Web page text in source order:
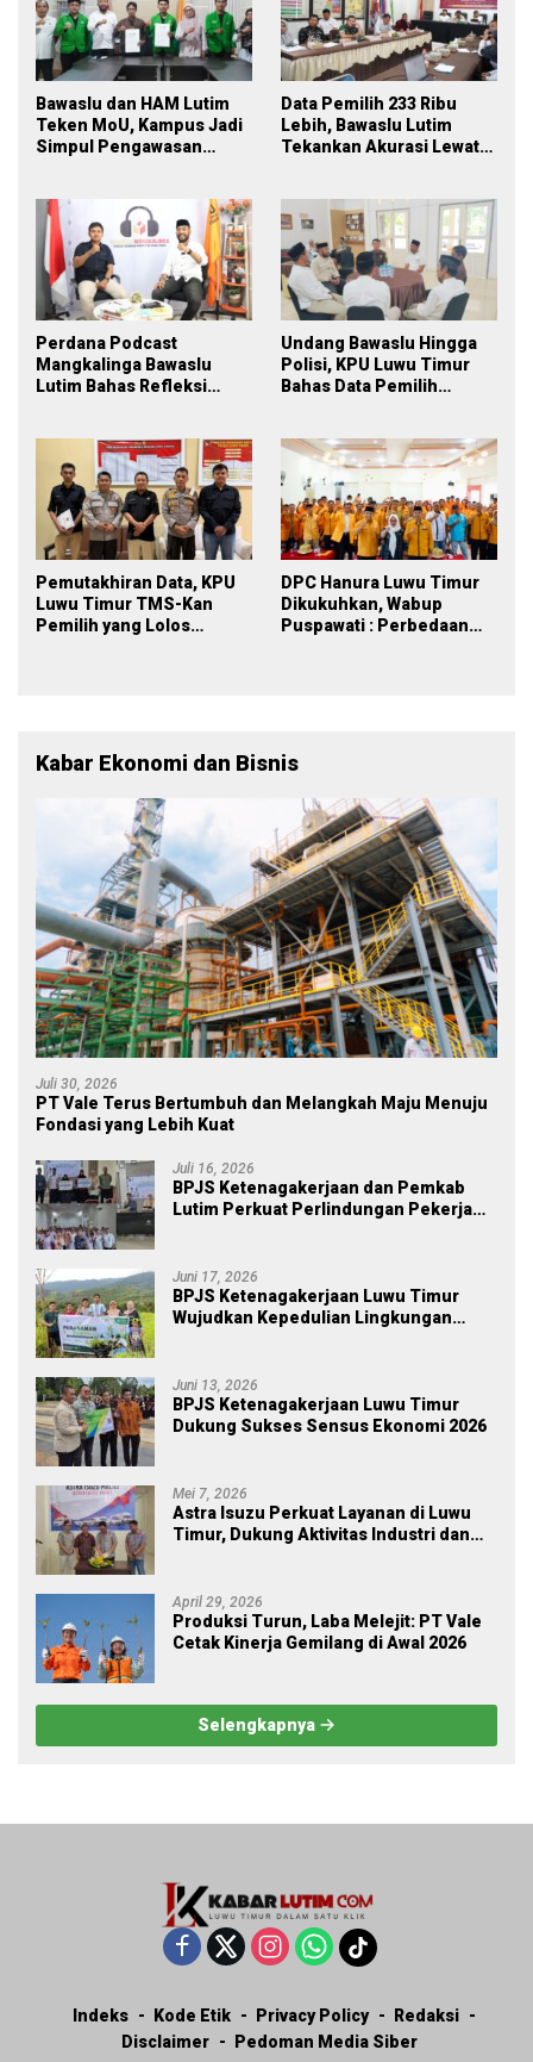
Bawaslu dan HAM Lutim
Teken MoU, Kampus Jadi
Simpul Pengawasan
Data Pemilih 233 Ribu
Lebih, Bawaslu Lutim
Tekankan Akurasi Lewat
Perdana Podcast
Mangkalinga Bawaslu
Lutim Bahas Refleksi
Undang Bawaslu Hingga
Polisi, KPU Luwu Timur
Bahas Data Pemilih
Pemutakhiran Data, KPU
Luwu Timur TMS-Kan
Pemilih yang Lolos
DPC Hanura Luwu Timur
Dikukuhkan, Wabup
Puspawati : Perbedaan
Kabar Ekonomi dan Bisnis
Juli 30, 2026
PT Vale Terus Bertumbuh dan Melangkah Maju Menuju
Fondasi yang Lebih Kuat
Juli 16, 2026
BPJS Ketenagakerjaan dan Pemkab
Lutim Perkuat Perlindungan Pekerja
Juni 17, 2026
BPJS Ketenagakerjaan Luwu Timur
Wujudkan Kepedulian Lingkungan
Juni 13, 2026
BPJS Ketenagakerjaan Luwu Timur
Dukung Sukses Sensus Ekonomi 2026
Mei 7, 2026
Astra Isuzu Perkuat Layanan di Luwu
Timur, Dukung Aktivitas Industri dan
April 29, 2026
Produksi Turun, Laba Melejit: PT Vale
Cetak Kinerja Gemilang di Awal 2026
Selengkapnya
Indeks Kode Etik Privacy Policy
Redaksi
Disclaimer
Pedoman Media Siber